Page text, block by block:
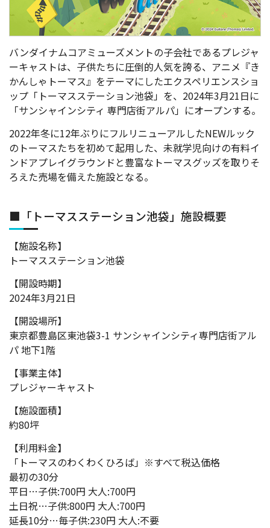
バンダイナムコアミューズメントの子会社であるプレジャ
ーキャストは、子供たちに圧倒的人気を誇る、アニメ『き
かんしゃトーマス』をテーマにしたエクスペリエンスショ
ップ「トーマスステーション池袋」を、2024年3月21日に
「サンシャインシティ 専門店街アルパ」にオープンする。
2022年冬に12年ぶりにフルリニューアルしたNEWルック
のトーマスたちを初めて起用した、未就学児向けの有料イ
ンドアプレイグラウンドと豊富なトーマスグッズを取りそ
ろえた売場を備えた施設となる。
■「トーマスステーション池袋」施設概要
【施設名称】
トーマスステーション池袋
【開設時期】
2024年3月21日
【開設場所】
東京都豊島区東池袋3-1 サンシャインシティ専門店街アル
パ 地下1階
【事業主体】
プレジャーキャスト
【施設面積】
約80坪
【利用料金】
「トーマスのわくわくひろば」※すべて税込価格
最初の30分
平日…子供:700円 大人:700円
土日祝…子供:800円 大人:700円
延長10分…毎子供:230円 大人:不要